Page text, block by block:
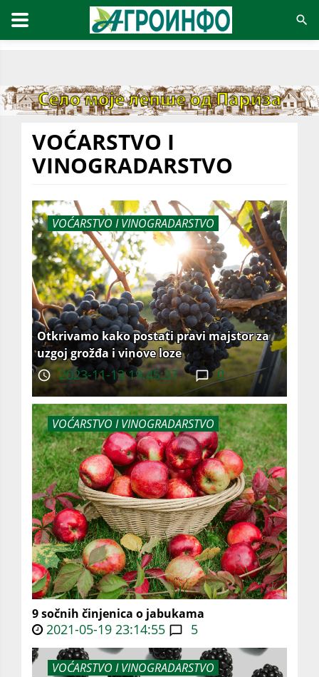
VOĆARSTVO I
VINOGRADARSTVO
VOĆARSTVO I VINOGRADARSTVO
Otkrivamo kako postati pravi majstor za
uzgoj grožđa i vinove loze
2023-11-13 19:45:37 0
VOĆARSTVO I VINOGRADARSTVO
9 sočnih činjenica o jabukama
2021-05-19 23:14:55 5
VOĆARSTVO I VINOGRADARSTVO